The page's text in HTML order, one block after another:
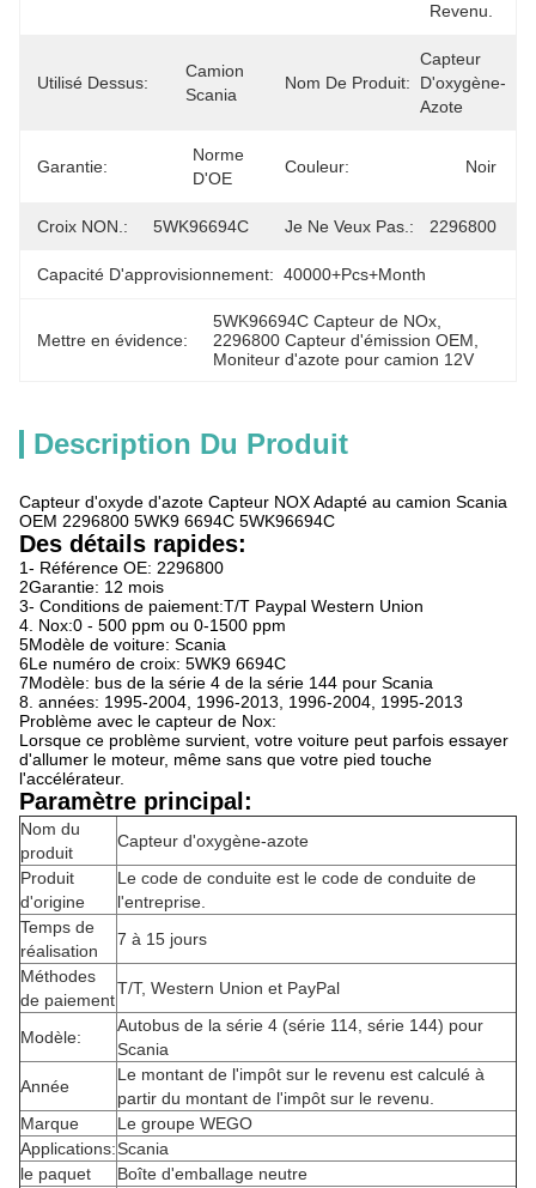
Revenu.
Utilisé Dessus:
Camion
Scania
Nom De Produit:
Capteur
D'oxygène-
Azote
Garantie:
Norme
D'OE
Couleur: Noir
Croix NON.: 5WK96694C Je Ne Veux Pas.: 2296800
Capacité D'approvisionnement: 40000+Pcs+Month
Mettre en évidence:
5WK96694C Capteur de NOx
2296800 Capteur d'émission OEM
Moniteur d'azote pour camion 12V
Description Du Produit
Capteur d'oxyde d'azote Capteur NOX Adapté au camion Scania
OEM 2296800 5WK9 6694C 5WK96694C
Des détails rapides:
1- Référence OE: 2296800
2Garantie: 12 mois
3- Conditions de paiement:T/T Paypal Western Union
4. Nox:0 - 500 ppm ou 0-1500 ppm
5Modèle de voiture: Scania
6Le numéro de croix: 5WK9 6694C
7Modèle: bus de la série 4 de la série 144 pour Scania
8. années: 1995-2004, 1996-2013, 1996-2004, 1995-2013
Problème avec le capteur de Nox:
Lorsque ce problème survient, votre voiture peut parfois essayer
d'allumer le moteur, même sans que votre pied touche
l'accélérateur.
Paramètre principal:
Nom du
produit
Capteur d'oxygène-azote
Produit
d'origine
Le code de conduite est le code de conduite de
l'entreprise.
Temps de
réalisation
7 à 15 jours
Méthodes
de paiement
T/T, Western Union et PayPal
Modèle:
Autobus de la série 4 (série 114, série 144) pour
Scania
Année
Le montant de l'impôt sur le revenu est calculé à
partir du montant de l'impôt sur le revenu.
Marque
Le groupe WEGO
Applications:Scania
le paquet
Boîte d'emballage neutre